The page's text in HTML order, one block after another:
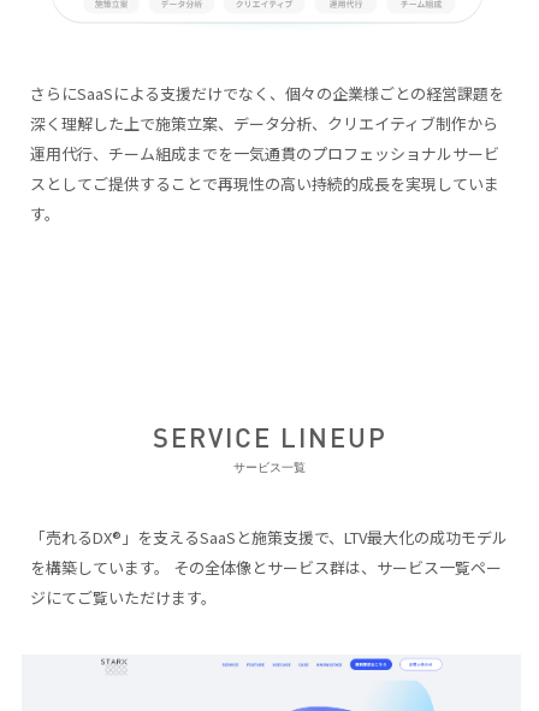
さらにSaaSによる支援だけでなく、個々の企業様ごとの経営課題を
深く理解した上で施策立案、データ分析、クリエイティブ制作から
運用代行、チーム組成までを一気通貫のプロフェッショナルサービ
スとしてご提供することで再現性の高い持続的成長を実現していま
す。
SERVICE LINEUP
サービス一覧
「売れるDX®︎」を支えるSaaSと施策支援で、LTV最大化の成功モデル
を構築しています。 その全体像とサービス群は、サービス一覧ペー
ジにてご覧いただけます。